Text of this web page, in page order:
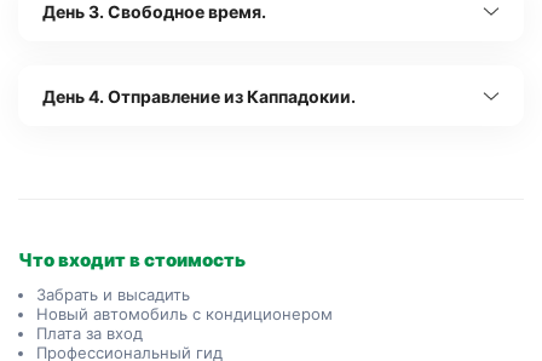
День 3. Свободное время.
День 4. Отправление из Каппадокии.
Что входит в стоимость
Забрать и высадить
Новый автомобиль с кондиционером
Плата за вход
Профессиональный гид